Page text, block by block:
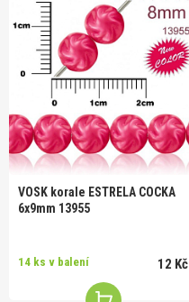
VOSK korale ESTRELA COCKA
6x9mm 13955
14 ks v balení 12 Kč